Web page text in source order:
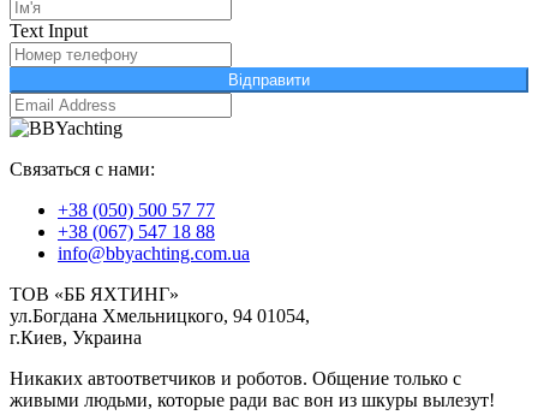
Text Input
Відправити
Связаться с нами:
+38 (050) 500 57 77
+38 (067) 547 18 88
info@bbyachting.com.ua
ТОВ «ББ ЯХТИНГ»
ул.Богдана Хмельницкого, 94 01054,
г.Киев, Украина
Никаких автоответчиков и роботов. Общение только с
живыми людьми, которые ради вас вон из шкуры вылезут!